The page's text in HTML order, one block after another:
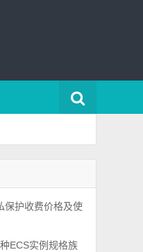
保护收费价格及使
ECS实例规格族